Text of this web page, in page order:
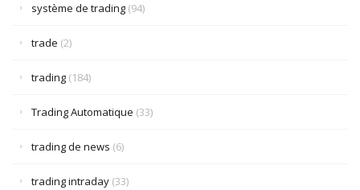
système de trading (94)
trade (2)
trading (184)
Trading Automatique (33)
trading de news (6)
trading intraday (33)